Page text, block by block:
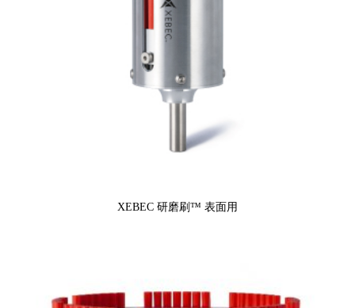
XEBEC 研磨刷™ 表面用